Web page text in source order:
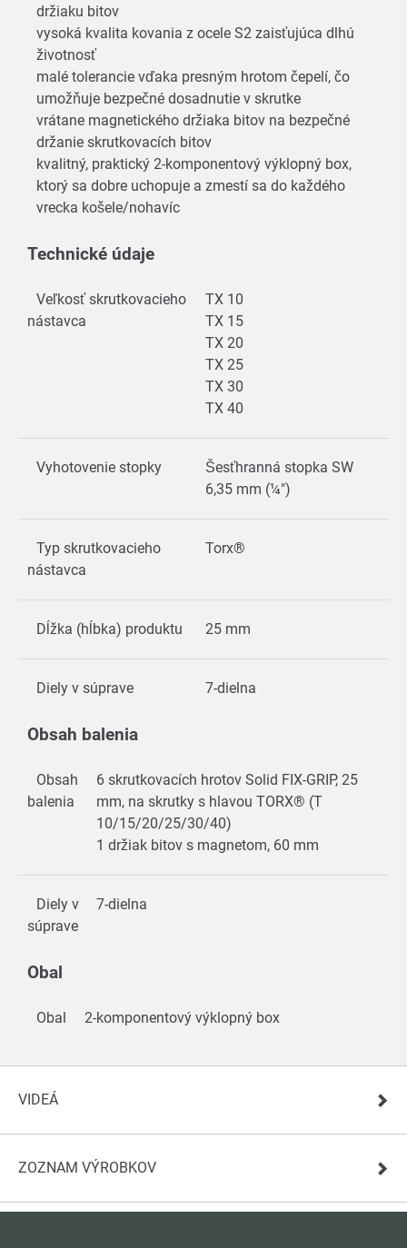
držiaku bitov
vysoká kvalita kovania z ocele S2 zaisťujúca dlhú
životnosť
malé tolerancie vďaka presným hrotom čepelí, čo
umožňuje bezpečné dosadnutie v skrutke
vrátane magnetického držiaka bitov na bezpečné
držanie skrutkovacích bitov
kvalitný, praktický 2-komponentový výklopný box,
ktorý sa dobre uchopuje a zmestí sa do každého
vrecka košele/nohavíc
Technické údaje
Veľkosť skrutkovacieho
nástavca
TX 10
TX 15
TX 20
TX 25
TX 30
TX 40
Vyhotovenie stopky
Šesťhranná stopka SW
6,35 mm (¼")
Typ skrutkovacieho
nástavca
Torx®
Dĺžka (hĺbka) produktu 25 mm
Diely v súprave 7-dielna
Obsah balenia
Obsah
balenia
6 skrutkovacích hrotov Solid FIX-GRIP, 25
mm, na skrutky s hlavou TORX® (T
10/15/20/25/30/40)
1 držiak bitov s magnetom, 60 mm
Diely v
súprave
7-dielna
Obal
Obal 2-komponentový výklopný box
VIDEÁ
ZOZNAM VÝROBKOV